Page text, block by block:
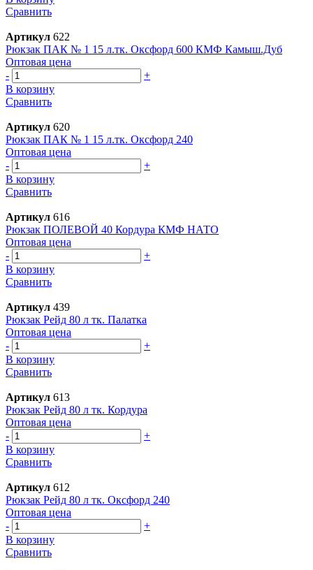
Сравнить
Артикул 622
Рюкзак ПАК № 1 15 л.тк. Оксфорд 600 КМФ Камыш.Дуб
Оптовая цена
-
+
В корзину
Сравнить
Артикул 620
Рюкзак ПАК № 1 15 л.тк. Оксфорд 240
Оптовая цена
-
+
В корзину
Сравнить
Артикул 616
Рюкзак ПОЛЕВОЙ 40 Кордура КМФ НАТО
Оптовая цена
-
+
В корзину
Сравнить
Артикул 439
Рюкзак Рейд 80 л тк. Палатка
Оптовая цена
-
+
В корзину
Сравнить
Артикул 613
Рюкзак Рейд 80 л тк. Кордура
Оптовая цена
-
+
В корзину
Сравнить
Артикул 612
Рюкзак Рейд 80 л тк. Оксфорд 240
Оптовая цена
-
+
В корзину
Сравнить